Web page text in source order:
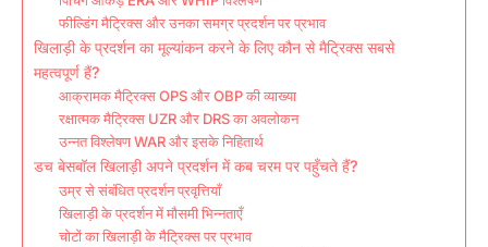
फील्डिंग मैट्रिक्स और उनका समग्र प्रदर्शन पर प्रभाव
खिलाड़ी के प्रदर्शन का मूल्यांकन करने के लिए कौन से मैट्रिक्स सबसे
महत्वपूर्ण हैं?
आक्रामक मैट्रिक्स OPS और OBP की व्याख्या
रक्षात्मक मैट्रिक्स UZR और DRS का अवलोकन
उन्नत विश्लेषण WAR और इसके निहितार्थ
डच बेसबॉल खिलाड़ी अपने प्रदर्शन में कब चरम पर पहुँचते हैं?
उम्र से संबंधित प्रदर्शन प्रवृत्तियाँ
खिलाड़ी के प्रदर्शन में मौसमी भिन्नताएँ
चोटों का खिलाड़ी के मैट्रिक्स पर प्रभाव